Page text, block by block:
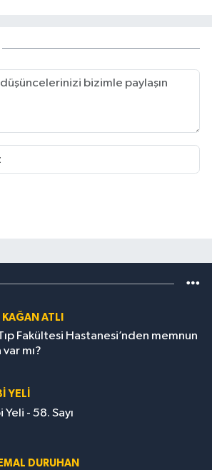
KAĞAN ATLI
Fakültesi Hastanesi’nden memnun
var mı?
YELI
Yeli - 58. Sayı
DURUHAN